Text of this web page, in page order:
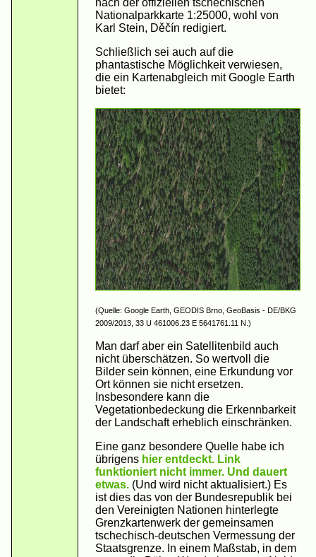
Nationalparkkarte 1:25000, wohl von
Karl Stein, Děčín redigiert.
Schließlich sei auch auf die
phantastische Möglichkeit verwiesen,
die ein Kartenabgleich mit Google Earth
bietet:
(Quelle: Google Earth, GEODIS Brno, GeoBasis - DE/BKG
2009/2013, 33 U 461006.23 E 5641761.11 N.)
Man darf aber ein Satellitenbild auch
nicht überschätzen. So wertvoll die
Bilder sein können, eine Erkundung vor
Ort können sie nicht ersetzen.
Insbesondere kann die
Vegetationbedeckung die Erkennbarkeit
der Landschaft erheblich einschränken.
Eine ganz besondere Quelle habe ich
übrigens hier entdeckt. Link
funktioniert nicht immer. Und dauert
etwas. (Und wird nicht aktualisiert.) Es
ist dies das von der Bundesrepublik bei
den Vereinigten Nationen hinterlegte
Grenzkartenwerk der gemeinsamen
tschechisch-deutschen Vermessung der
Staatsgrenze. In einem Maßstab, in dem